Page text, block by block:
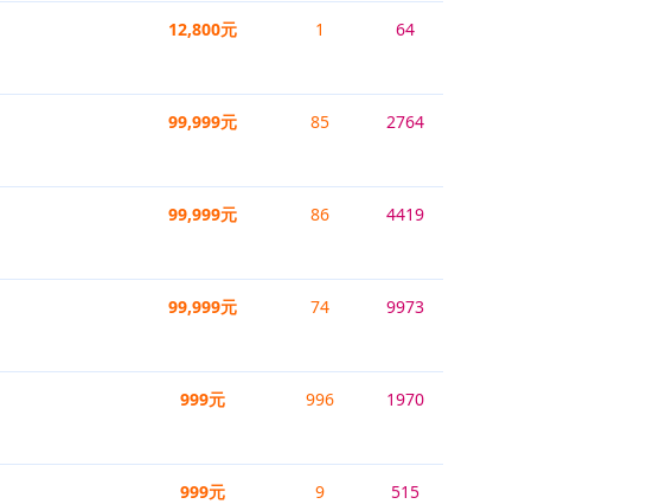
12,800元 1 64
99,999元 85 2764
99,999元 86 4419
99,999元 74 9973
999元 996 1970
999元 9 515